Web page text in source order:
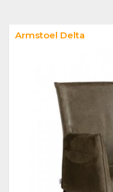
Armstoel Delta